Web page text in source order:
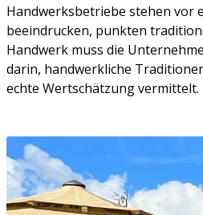
Handwerksbetriebe stehen vor
beeindrucken, punkten
Handwerk muss die
darin, handwerkliche
echte Wertschätzung vermittelt.